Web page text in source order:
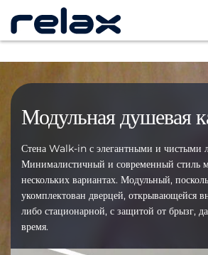
Модульная душевая
Стена Walk-in с элегантными и чистыми
Минималистичный и современный стиль
нескольких вариантах. Модульный,
укомплектован дверцей, открывающейся
либо стационарной, с защитой от брызг,
время.